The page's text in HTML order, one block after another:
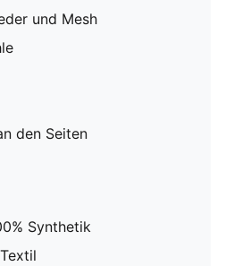
und Mesh
den Seiten
Synthetik